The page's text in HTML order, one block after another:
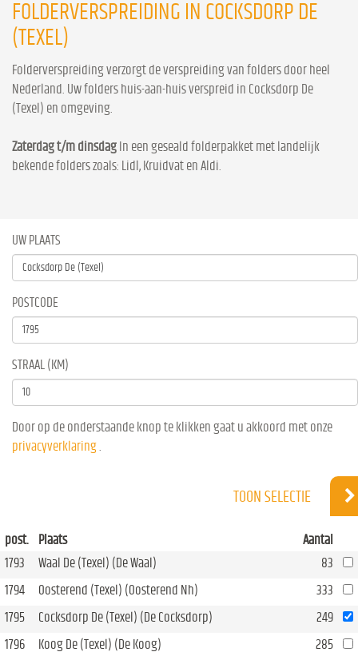
FOLDERVERSPREIDING IN COCKSDORP DE
(TEXEL)
Folderverspreiding verzorgt de verspreiding van folders door heel
Nederland. Uw folders huis-aan-huis verspreid in Cocksdorp De
(Texel) en omgeving.
Zaterdag t/m dinsdag In een geseald folderpakket met landelijk
bekende folders zoals: Lidl, Kruidvat en Aldi.
UW PLAATS
POSTCODE
STRAAL (KM)
Door op de onderstaande knop te klikken gaat u akkoord met onze
privacyverklaring
TOON SELECTIE
post. Plaats
Aantal
1793
Waal De (Texel) (De Waal)
83
1794
Oosterend (Texel) (Oosterend Nh)
333
1795
Cocksdorp De (Texel) (De Cocksdorp)
249
1796
Koog De (Texel) (De Koog) 285